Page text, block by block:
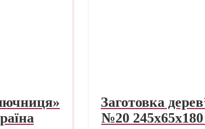
Заготовка
№20